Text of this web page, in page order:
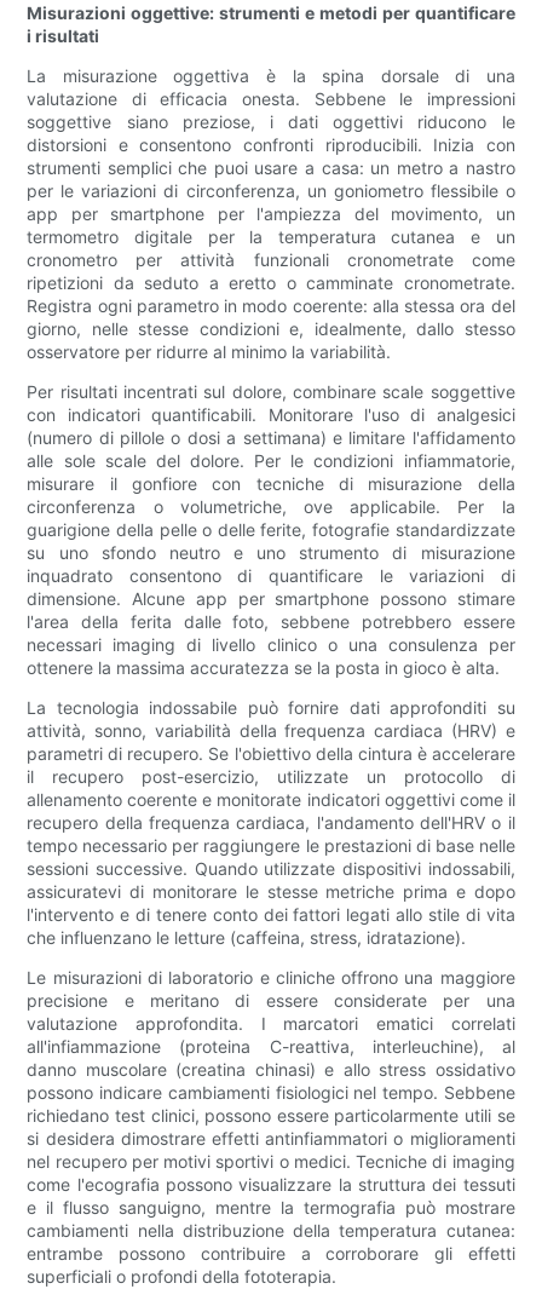
Misurazioni oggettive: strumenti e metodi per quantificare
i risultati
La misurazione oggettiva è la spina dorsale di una
valutazione di efficacia onesta. Sebbene le impressioni
soggettive siano preziose, i dati oggettivi riducono le
distorsioni e consentono confronti riproducibili. Inizia con
strumenti semplici che puoi usare a casa: un metro a nastro
per le variazioni di circonferenza, un goniometro flessibile o
app per smartphone per l'ampiezza del movimento, un
termometro digitale per la temperatura cutanea e un
cronometro per attività funzionali cronometrate come
ripetizioni da seduto a eretto o camminate cronometrate.
Registra ogni parametro in modo coerente: alla stessa ora del
giorno, nelle stesse condizioni e, idealmente, dallo stesso
osservatore per ridurre al minimo la variabilità.
Per risultati incentrati sul dolore, combinare scale soggettive
con indicatori quantificabili. Monitorare l'uso di analgesici
(numero di pillole o dosi a settimana) e limitare l'affidamento
alle sole scale del dolore. Per le condizioni infiammatorie,
misurare il gonfiore con tecniche di misurazione della
circonferenza o volumetriche, ove applicabile. Per la
guarigione della pelle o delle ferite, fotografie standardizzate
su uno sfondo neutro e uno strumento di misurazione
inquadrato consentono di quantificare le variazioni di
dimensione. Alcune app per smartphone possono stimare
l'area della ferita dalle foto, sebbene potrebbero essere
necessari imaging di livello clinico o una consulenza per
ottenere la massima accuratezza se la posta in gioco è alta.
La tecnologia indossabile può fornire dati approfonditi su
attività, sonno, variabilità della frequenza cardiaca (HRV) e
parametri di recupero. Se l'obiettivo della cintura è accelerare
il recupero post-esercizio, utilizzate un protocollo di
allenamento coerente e monitorate indicatori oggettivi come il
recupero della frequenza cardiaca, l'andamento dell'HRV o il
tempo necessario per raggiungere le prestazioni di base nelle
sessioni successive. Quando utilizzate dispositivi indossabili,
assicuratevi di monitorare le stesse metriche prima e dopo
l'intervento e di tenere conto dei fattori legati allo stile di vita
che influenzano le letture (caffeina, stress, idratazione).
Le misurazioni di laboratorio e cliniche offrono una maggiore
precisione e meritano di essere considerate per una
valutazione approfondita. I marcatori ematici correlati
all'infiammazione (proteina C-reattiva, interleuchine), al
danno muscolare (creatina chinasi) e allo stress ossidativo
possono indicare cambiamenti fisiologici nel tempo. Sebbene
richiedano test clinici, possono essere particolarmente utili se
si desidera dimostrare effetti antinfiammatori o miglioramenti
nel recupero per motivi sportivi o medici. Tecniche di imaging
come l'ecografia possono visualizzare la struttura dei tessuti
e il flusso sanguigno, mentre la termografia può mostrare
cambiamenti nella distribuzione della temperatura cutanea:
entrambe possono contribuire a corroborare gli effetti
superficiali o profondi della fototerapia.